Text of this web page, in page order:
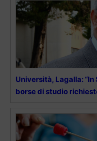
Università, Lagalla:
borse di studio